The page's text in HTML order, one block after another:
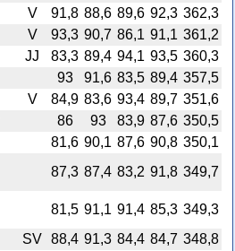
V 91,8 88,6 89,6 92,3 362,3
V 93,3 90,7 86,1 91,1 361,2
JJ 83,3 89,4 94,1 93,5 360,3
93 91,6 83,5 89,4 357,5
V 84,9 83,6 93,4 89,7 351,6
86 93 83,9 87,6 350,5
81,6 90,1 87,6 90,8 350,1
87,3 87,4 83,2 91,8 349,7
81,5 91,1 91,4 85,3 349,3
SV 88,4 91,3 84,4 84,7 348,8